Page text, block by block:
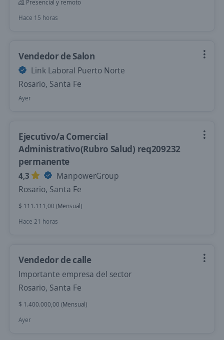
Presencial y remoto
Hace 15 horas
Vendedor de Salon
Link Laboral Puerto Norte
Rosario, Santa Fe
Ayer
Ejecutivo/a Comercial
Administrativo(Rubro Salud) req209232
permanente
4,3
ManpowerGroup
Rosario, Santa Fe
$ 111.111,00 (Mensual)
Hace 21 horas
Vendedor de calle
Importante empresa del sector
Rosario, Santa Fe
$ 1.400.000,00 (Mensual)
Ayer